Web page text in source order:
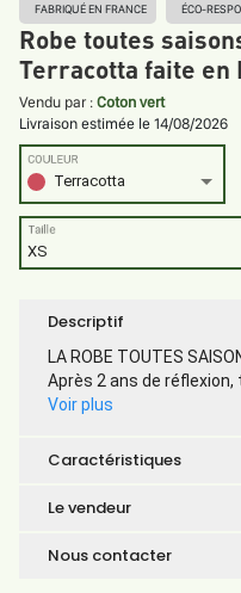
FABRIQUÉ EN FRANCE ÉCO-
Robe toutes
Terracotta faite en
Vendu par : Coton vert
Livraison estimée le 14/08/2026
Terracotta
COULEUR
XS
Taille
Descriptif
LA ROBE TOUTES
Après 2 ans de réflexion,
Voir plus
Caractéristiques
Le vendeur
Nous contacter